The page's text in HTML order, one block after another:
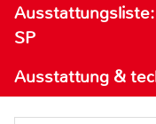
SP
Ausstattung &